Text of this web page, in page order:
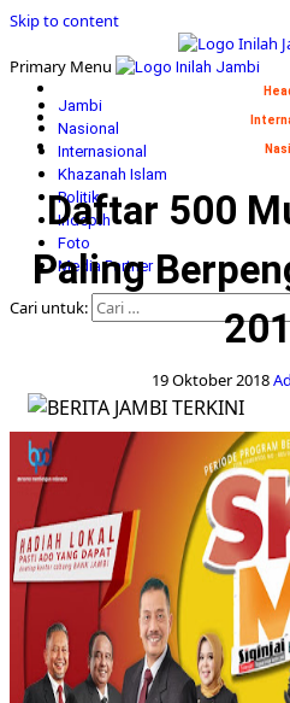
Skip to content
Primary Menu
Jambi
Nasional
Internasional
Khazanah Islam
Politik
Indepth
Foto
Media Partner
Cari untuk:
Daftar 500
Paling
19 Oktober 2018